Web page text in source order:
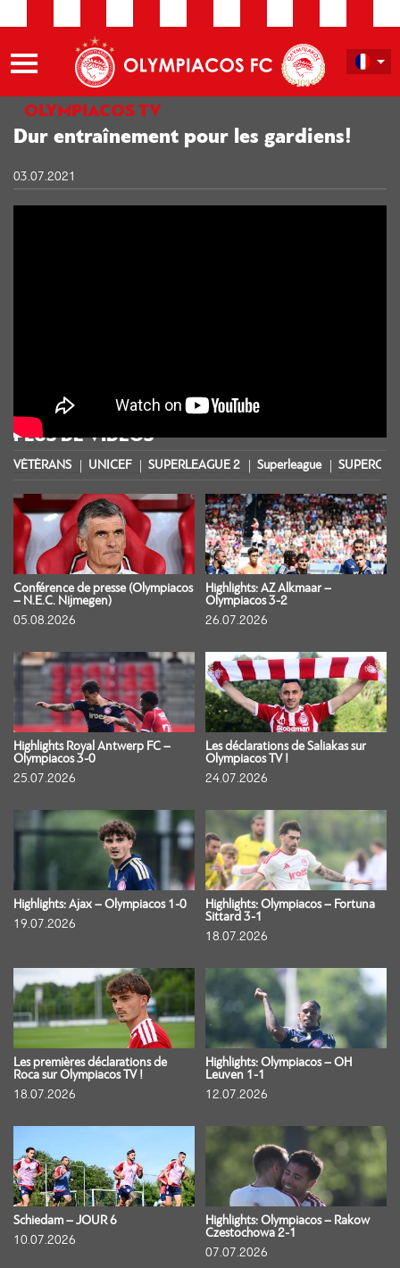
OLYMPIACOS TV
Dur entraînement pour les gardiens!
03.07.2021
PLUS DE VIDÉOS
VÉTÉRANS UNICEF SUPERLEAGUE 2 Superleague
Conférence de presse (Olympiacos
– N.E.C. Nijmegen)
05.08.2026
Highlights: AZ Alkmaar –
Olympiacos 3-2
26.07.2026
Highlights Royal Antwerp FC –
Olympiacos 3-0
25.07.2026
Les déclarations de Saliakas sur
Olympiacos TV !
24.07.2026
Highlights: Ajax – Olympiacos 1-0
19.07.2026
Highlights: Olympiacos – Fortuna
Sittard 3-1
18.07.2026
Les premières déclarations de
Roca sur Olympiacos TV !
18.07.2026
Highlights: Olympiacos – OH
Leuven 1-1
12.07.2026
Schiedam – JOUR 6
10.07.2026
Highlights: Olympiacos – Rakow
Czestochowa 2-1
07.07.2026